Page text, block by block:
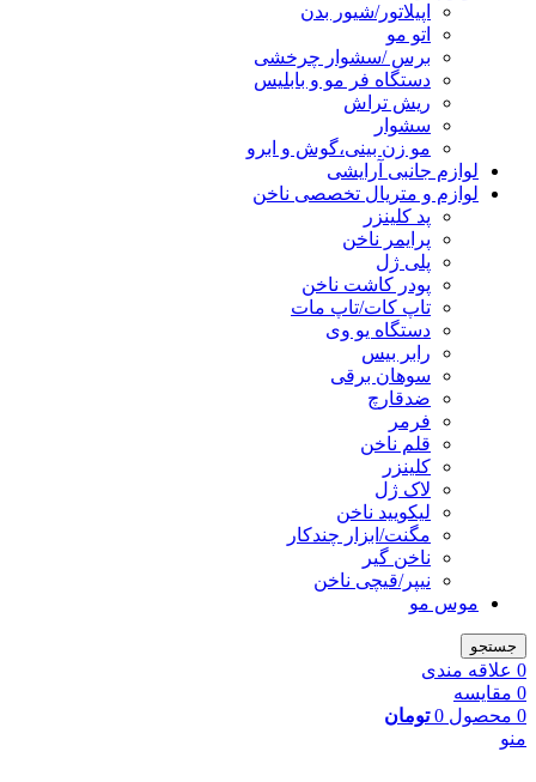
اپیلاتور/شیور بدن
اتو مو
برس /سشوار چرخشی
دستگاه فر مو و بابلیس
ریش تراش
سشوار
مو زن بینی،گوش و ابرو
لوازم جانبی آرایشی
لوازم و متریال تخصصی ناخن
پد کلینزر
پرایمر ناخن
پلی ژل
پودر کاشت ناخن
تاپ کات/تاپ مات
دستگاه یو وی
رابر بیس
سوهان برقی
ضدقارچ
فرمر
قلم ناخن
کلینزر
لاک ژل
لیکوييد ناخن
مگنت/ابزار چندکار
ناخن گیر
نیپر/قیچی ناخن
موس مو
جستجو
0 علاقه مندی
0 مقایسه
0 محصول 0 تومان
منو